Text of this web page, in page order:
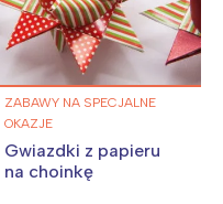
ZABAWY NA SPECJALNE
OKAZJE
Gwiazdki z papieru
na choinkę